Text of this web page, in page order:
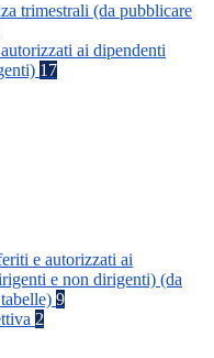
trimestrali (da pubblicare
ai dipendenti
17
e autorizzati ai
e non dirigenti) (da
9
2